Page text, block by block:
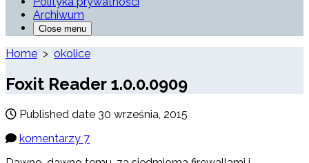
Archiwum
Close menu
Home > okolice
Foxit Reader 1.0.0.0909
Published date 30 września, 2015
komentarzy 7